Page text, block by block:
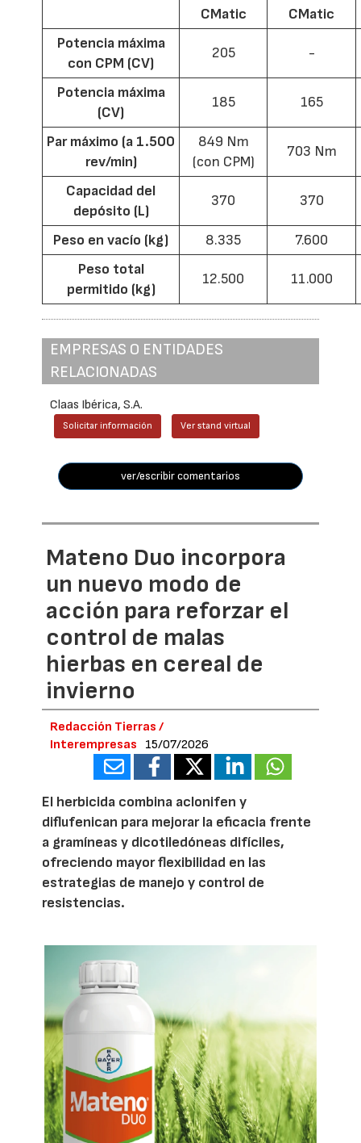
CMatic
CMatic
Potencia máxima
con CPM (CV)
205 -
Potencia máxima
(CV)
185 165
Par máximo (a 1.500
rev/min)
849 Nm
(con CPM)
703 Nm
Capacidad del
depósito (L)
370 370
Peso en vacío (kg) 8.335
7.600
Peso total
permitido (kg)
12.500 11.000
EMPRESAS O ENTIDADES
RELACIONADAS
Claas Ibérica, S.A.
Solicitar información Ver stand virtual
ver/escribir comentarios
Mateno Duo incorpora
un nuevo modo de
acción para reforzar el
control de malas
hierbas en cereal de
invierno
Redacción Tierras /
Interempresas
15/07/2026
El herbicida combina aclonifen y
diflufenican para mejorar la eficacia frente
a gramíneas y dicotiledóneas difíciles,
ofreciendo mayor flexibilidad en las
estrategias de manejo y control de
resistencias.